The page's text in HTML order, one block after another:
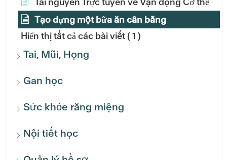
Tạo dựng một bữa ăn cân bằng
Hiển thị tất cả các bài viết( 1 )
Tai, Mũi, Họng
Gan học
Sức khỏe răng miệng
Nội tiết học